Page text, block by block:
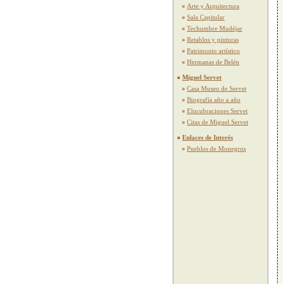
Arte y Arquitectura
Sala Capitular
Techumbre Mudéjar
Retablos y pinturas
Patrimonio artístico
Hermanas de Belén
Miguel Servet
Casa Museo de Servet
Biografía año a año
Elucubraciones Servet
Citas de Miguel Servet
Enlaces de Interés
Pueblos de Monegros